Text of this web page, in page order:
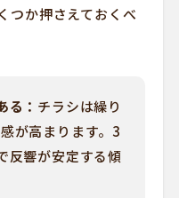
つか押さえておくべ
る： チラシは繰り
が高まります。3
反響が安定する傾